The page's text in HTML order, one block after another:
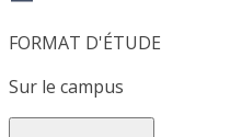
FORMAT D'ÉTUDE
Sur le campus